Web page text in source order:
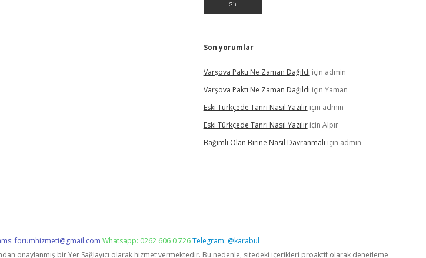
Son yorumlar
Varşova Paktı Ne Zaman Dağıldı için admin
Varşova Paktı Ne Zaman Dağıldı için Yaman
Eski Türkçede Tanrı Nasıl Yazılıriçin admin
Eski Türkçede Tanrı Nasıl Yazılıriçin Alpır
Bağımlı Olan Birine Nasıl Davranmalı için admin
forumhizmeti@gmail.com Whatsapp: 0262 606 0 726Telegram: @karabul
onaylanmış bir Yer Sağlayıcı olarak hizmet vermektedir. Bu nedenle, sitedeki içerikleri proaktif olarak denetleme